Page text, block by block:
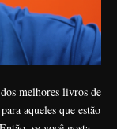
melhores livros de
aqueles que estão